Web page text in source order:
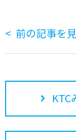
前の記事を
KTC